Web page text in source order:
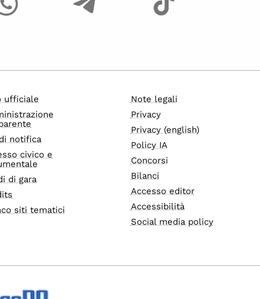
ufficiale
notifica
civico e
di gara
siti tematici
Note legali
Privacy
Privacy (english)
Policy IA
Concorsi
Bilanci
Accesso editor
Accessibilità
Social media policy